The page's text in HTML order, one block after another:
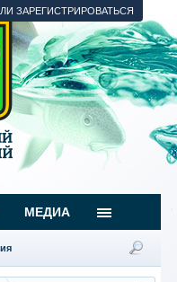
ЗАРЕГИСТРИРОВАТЬСЯ
МЕДИА